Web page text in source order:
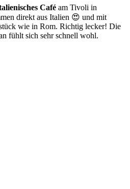
Café am Tivoli in
direkt aus Italien 😍 und mit
wie in Rom. Richtig lecker! Die
fühlt sich sehr schnell wohl.